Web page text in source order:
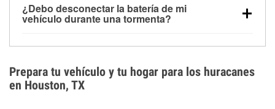
días después de la exposición.
para aplicaciones de ciclo profundo porque son
selladas, resistentes a las vibraciones y más
¿Debo desconectar la batería de mi
vehículo durante una tormenta?
los daños por inundación. Evitar el agua estancada y
preparar opciones de carga de respaldo son
medidas de protección más efectivas.
Prepara tu vehículo y tu hogar para los huracanes
en Houston, TX